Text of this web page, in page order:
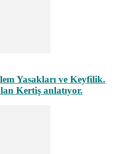
Yasakları ve Keyfilik.
Kertiş anlatıyor.